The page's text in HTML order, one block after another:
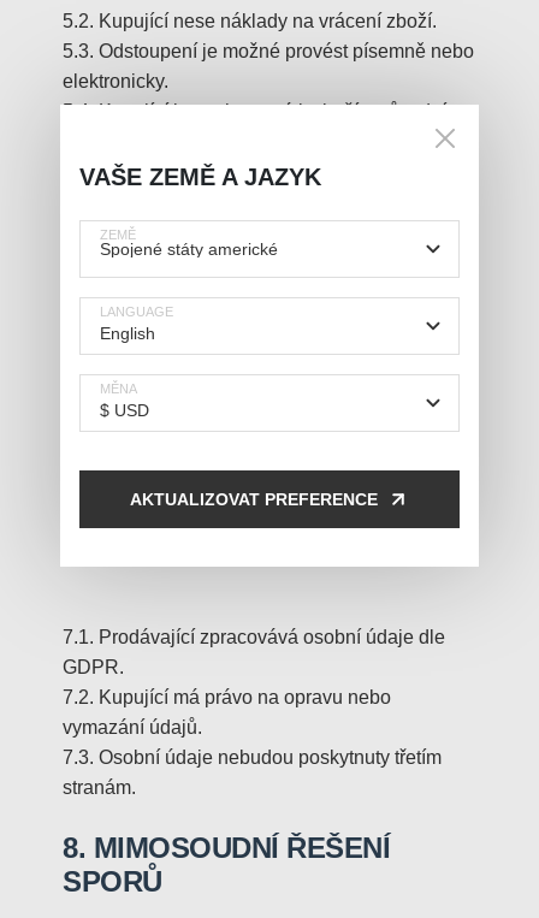
VAŠE ZEMĚ A JAZYK
ZEMĚ
LANGUAGE
MĚNA
AKTUALIZOVAT PREFERENCE
5.2. Kupující nese náklady na vrácení zboží.
5.3. Odstoupení je možné provést písemně nebo
elektronicky.
5.4. Kupující je povinen vrátit zboží v původním
6.1. Kupující má právo uplatnit reklamaci na
vadné plnění.
6.2. Záruční doba je 60 měsíců.
6.3. Reklamace se řídí platnými právními
předpisy.
6.4. Reklamace musí být podána bez
7. OCHRANA OSOBNÍCH
7.1. Prodávající zpracovává osobní údaje dle
GDPR.
7.2. Kupující má právo na opravu nebo
vymazání údajů.
7.3. Osobní údaje nebudou poskytnuty třetím
stranám.
8. MIMOSOUDNÍ ŘEŠENÍ
SPORŮ